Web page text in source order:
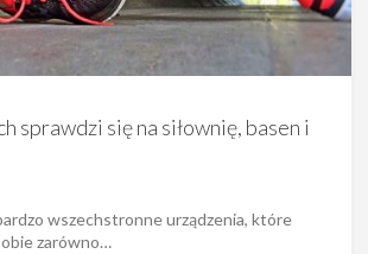
sprawdzi się na siłownię, basen i
wszechstronne urządzenia, które
zarówno…